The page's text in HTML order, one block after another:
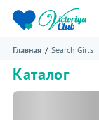
Главная Search Girls
Каталог